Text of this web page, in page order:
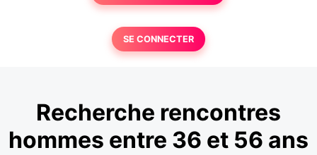
SE CONNECTER
Recherche rencontres
hommes entre 36 et 56 ans